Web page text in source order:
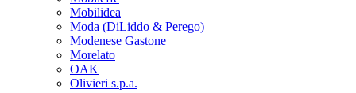
Mobilidea
Moda (DiLiddo & Perego)
Modenese Gastone
Morelato
OAK
Olivieri s.p.a.